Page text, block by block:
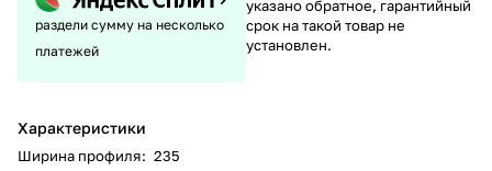
раздели сумму на несколько
платежей
Характеристики
Ширина профиля: 235
указано обратное, гарантийный
срок на такой товар не
установлен.